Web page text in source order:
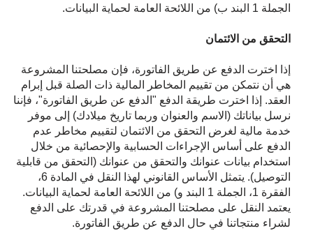
الجملة 1 البند ب) من اللائحة العامة لحماية البيانات.
التحقق من الائتمان
إذا اخترت الدفع عن طريق الفاتورة، فإن مصلحتنا المشروعة
هي أن نتمكن من تقييم المخاطر المالية ذات الصلة قبل إبرام
العقد. إذا اخترت طريقة الدفع "الدفع عن طريق الفاتورة"، فإننا
نرسل بياناتك (الاسم والعنوان وربما تاريخ ميلادك) إلى موفر
خدمة مالية لغرض التحقق من الائتمان لتقييم مخاطر عدم
الدفع على أساس الإجراءات الحسابية والإحصائية من خلال
استخدام بيانات عنوانك والتحقق من عنوانك (التحقق من قابلية
التوصيل). يتمثل الأساس القانوني لهذا النقل في المادة 6،
الفقرة 1، الجملة 1 البند و) من اللائحة العامة لحماية البيانات.
يعتمد النقل على مصلحتنا المشروعة في قدرتك على الدفع
لشراء منتجاتنا في حال الدفع عن طريق الفاتورة.